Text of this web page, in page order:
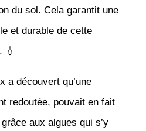
du sol. Cela garantit une
et durable de cette
💧
a découvert qu’une
redoutée, pouvait en fait
aux algues qui s’y